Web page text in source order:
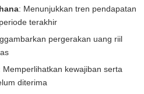
: Menunjukkan tren pendapatan
terakhir
pergerakan uang riil
Memperlihatkan kewajiban serta
diterima